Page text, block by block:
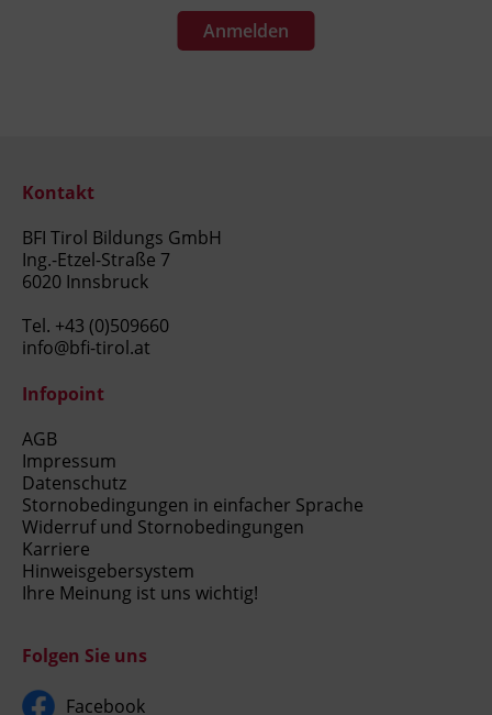
Anmelden
Kontakt
BFI Tirol Bildungs GmbH
Ing.-Etzel-Straße 7
6020 Innsbruck
Tel. +43 (0)509660
info@bfi-tirol.at
Infopoint
AGB
Impressum
Datenschutz
Stornobedingungen in einfacher Sprache
Widerruf und Stornobedingungen
Karriere
Hinweisgebersystem
Ihre Meinung ist uns wichtig!
Folgen Sie uns
Facebook